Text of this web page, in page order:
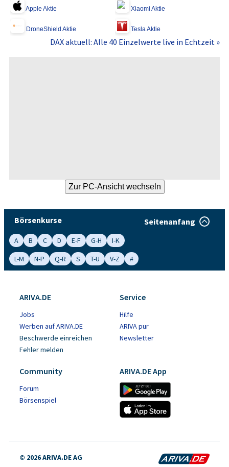
Apple Aktie Xiaomi Aktie
DroneShield Aktie Tesla Aktie
DAX aktuell: Alle 40 Einzelwerte live in Echtzeit »
Börsenkurse Seitenanfang
A B C D E-F G-H
I-K
L-M
N-P Q-R S T-U V-Z #
ARIVA.DE
Jobs
Werben auf ARIVA.DE
Beschwerde einreichen
Fehler melden
Service
Hilfe
ARIVA pur
Newsletter
Community
Forum
Börsenspiel
ARIVA.DE App
© 2026 ARIVA.DE AG